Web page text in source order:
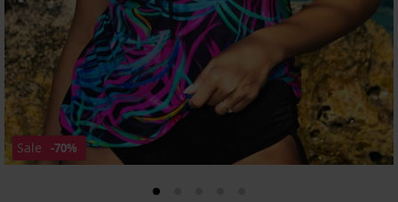
Sale -70%